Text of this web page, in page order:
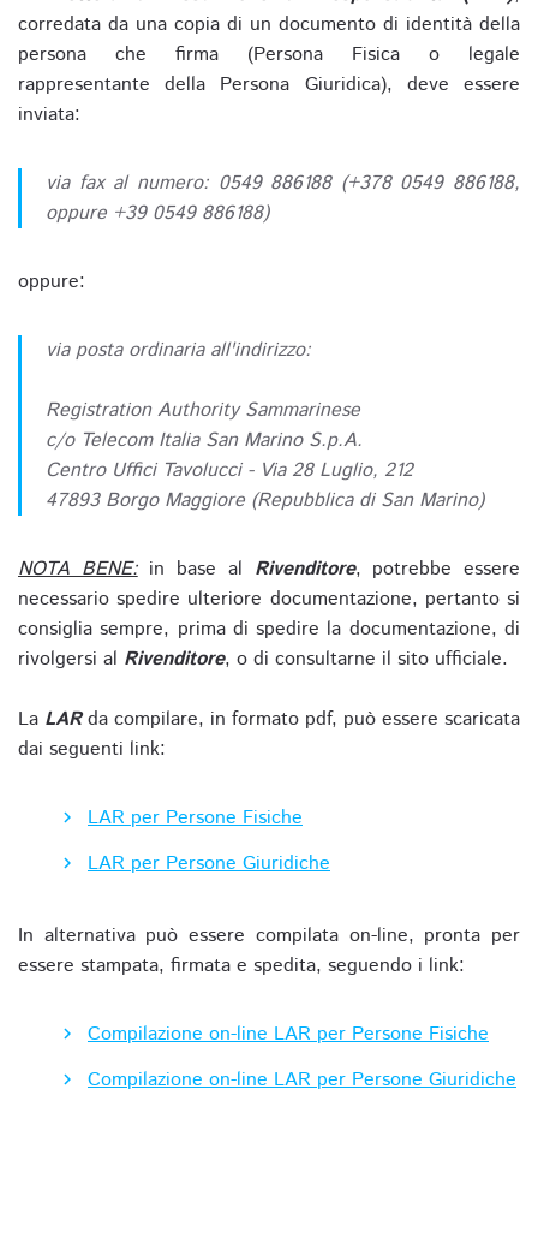
corredata da una copia di un documento di identità della
persona che firma (Persona Fisica o legale
rappresentante della Persona Giuridica), deve essere
inviata:
via fax al numero: 0549 886188 (+378 0549 886188,
oppure +39 0549 886188)
oppure:
via posta ordinaria all'indirizzo:
Registration Authority Sammarinese
c/o Telecom Italia San Marino S.p.A.
Centro Uffici Tavolucci - Via 28 Luglio, 212
47893 Borgo Maggiore (Repubblica di San Marino)
NOTA BENE:in base al Rivenditore, potrebbe essere
necessario spedire ulteriore documentazione, pertanto si
consiglia sempre, prima di spedire la documentazione, di
rivolgersi al Rivenditore, o di consultarne il sito ufficiale.
La LARda compilare, in formato pdf, può essere scaricata
dai seguenti link:
LAR per Persone Fisiche
LAR per Persone Giuridiche
In alternativa può essere compilata on-line, pronta per
essere stampata, firmata e spedita, seguendo i link:
Compilazione on-line LAR per Persone Fisiche
Compilazione on-line LAR per Persone Giuridiche